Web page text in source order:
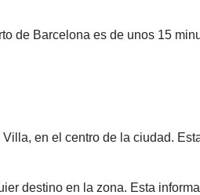
de Barcelona es de unos 15
en el centro de la ciudad.
destino en la zona. Esta